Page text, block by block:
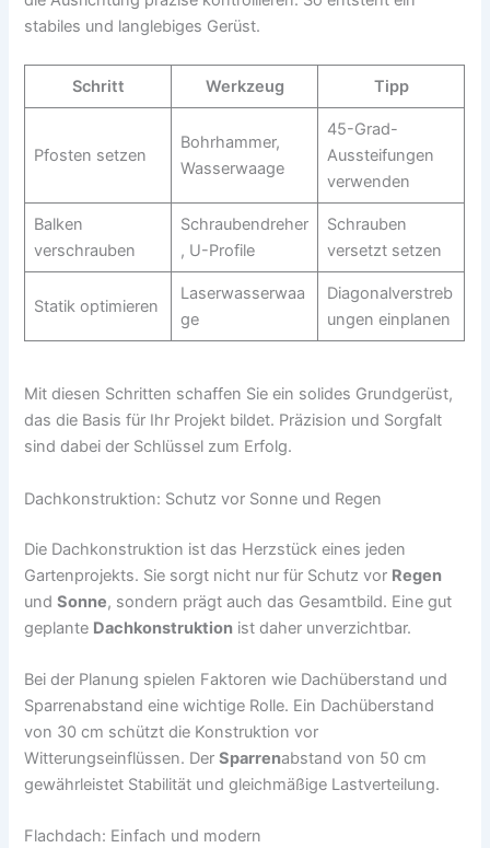
stabiles und langlebiges Gerüst.
Schritt Werkzeug Tipp
Pfosten setzen
Bohrhammer,
Wasserwaage
45-Grad-
Aussteifungen
verwenden
Balken
verschrauben
Schraubendreher
, U-Profile
Schrauben
versetzt setzen
Statik optimieren
Laserwasserwaa
ge
Diagonalverstreb
ungen einplanen
Mit diesen Schritten schaffen Sie ein solides Grundgerüst,
das die Basis für Ihr Projekt bildet. Präzision und Sorgfalt
sind dabei der Schlüssel zum Erfolg.
Dachkonstruktion: Schutz vor Sonne und Regen
Die Dachkonstruktion ist das Herzstück eines jeden
Gartenprojekts. Sie sorgt nicht nur für Schutz vor Regen
undSonne, sondern prägt auch das Gesamtbild. Eine gut
geplante Dachkonstruktion ist daher unverzichtbar.
Bei der Planung spielen Faktoren wie Dachüberstand und
Sparrenabstand eine wichtige Rolle. Ein Dachüberstand
von 30 cm schützt die Konstruktion vor
Witterungseinflüssen. DerSparrenabstand von 50 cm
gewährleistet Stabilität und gleichmäßige Lastverteilung.
Flachdach: Einfach und modern